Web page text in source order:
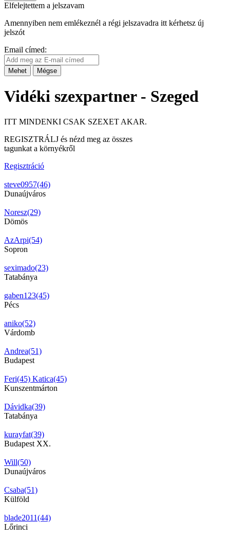
Elfelejtettem a jelszavam
Amennyiben nem emlékeznél a régi jelszavadra itt kérhetsz új
jelszót
Email címed:
Mehet Mégse
Vidéki szexpartner - Szeged
ITT MINDENKI CSAK SZEXET AKAR.
REGISZTRÁLJ és nézd meg az összes
tagunkat a környékről
Regisztráció
steve0957(46)
Dunaújváros
Noresz(29)
Dömös
AzArpi(54)
Sopron
seximado(23)
Tatabánya
gaben123(45)
Pécs
aniko(52)
Várdomb
Andrea(51)
Budapest
Feri(45) Katica(45)
Kunszentmárton
Dávidka(39)
Tatabánya
kurayfat(39)
Budapest XX.
Will(50)
Dunaújváros
Csaba(51)
Külföld
blade2011(44)
Lőrinci